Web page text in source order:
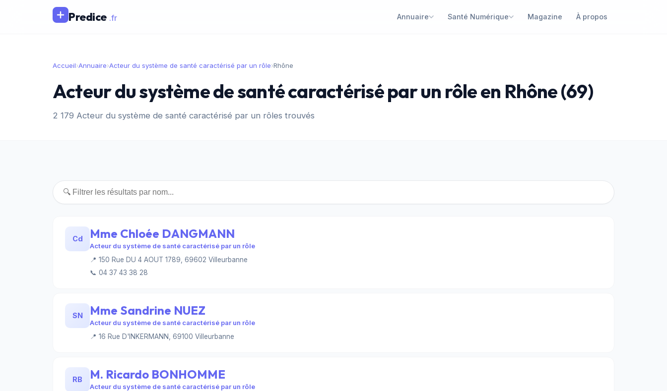
Predice .fr Annuaire Santé Numérique Magazine À propos
Accueil›Annuaire›Acteur du système de santé caractérisé par un rôle›Rhône
Acteur du système de santé caractérisé par un rôle en Rhône (69)
2 179 Acteur du système de santé caractérisé par un rôles trouvés
Cd Mme Chloée DANGMANN
Acteur du système de santé caractérisé par un rôle
📍 150 Rue DU 4 AOUT 1789, 69602 Villeurbanne
📞 04 37 43 38 28
SN Mme Sandrine NUEZ
Acteur du système de santé caractérisé par un rôle
📍 16 Rue D'INKERMANN, 69100 Villeurbanne
RB M. Ricardo BONHOMME
Acteur du système de santé caractérisé par un rôle